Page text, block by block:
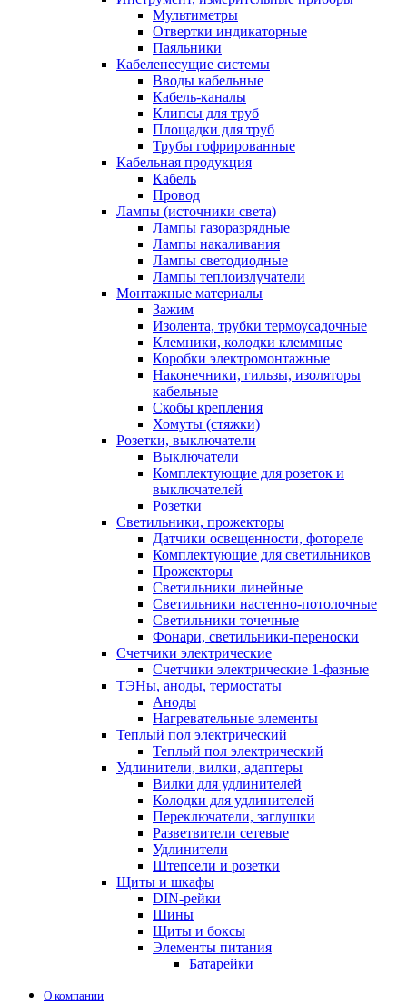
Мультиметры
Отвертки индикаторные
Паяльники
Кабеленесущие системы
Вводы кабельные
Кабель-каналы
Клипсы для труб
Площадки для труб
Трубы гофрированные
Кабельная продукция
Кабель
Провод
Лампы (источники света)
Лампы газоразрядные
Лампы накаливания
Лампы светодиодные
Лампы теплоизлучатели
Монтажные материалы
Зажим
Изолента, трубки термоусадочные
Клемники, колодки клеммные
Коробки электромонтажные
Наконечники, гильзы, изоляторы
кабельные
Скобы крепления
Хомуты (стяжки)
Розетки, выключатели
Выключатели
Комплектующие для розеток и
выключателей
Розетки
Светильники, прожекторы
Датчики освещенности, фотореле
Комплектующие для светильников
Прожекторы
Светильники линейные
Светильники настенно-потолочные
Светильники точечные
Фонари, светильники-переноски
Счетчики электрические
Счетчики электрические 1-фазные
ТЭНы, аноды, термостаты
Аноды
Нагревательные элементы
Теплый пол электрический
Теплый пол электрический
Удлинители, вилки, адаптеры
Вилки для удлинителей
Колодки для удлинителей
Переключатели, заглушки
Разветвители сетевые
Удлинители
Штепсели и розетки
Щиты и шкафы
DIN-рейки
Шины
Щиты и боксы
Элементы питания
Батарейки
О компании